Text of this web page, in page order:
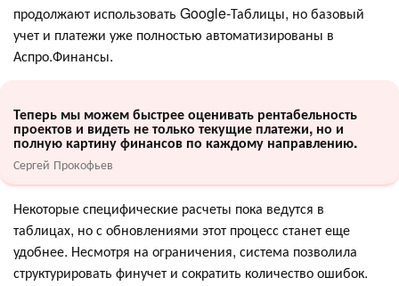
продолжают использовать Google-Таблицы, но базовый
учет и платежи уже полностью автоматизированы в
Аспро.Финансы.
Теперь мы можем быстрее оценивать рентабельность
проектов и видеть не только текущие платежи, но и
полную картину финансов по каждому направлению.
Сергей Прокофьев
Некоторые специфические расчеты пока ведутся в
таблицах, но с обновлениями этот процесс станет еще
удобнее. Несмотря на ограничения, система позволила
структурировать финучет и сократить количество ошибок.